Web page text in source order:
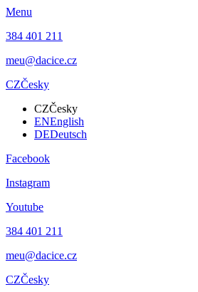
Menu
384 401 211
meu@dacice.cz
CZČesky
CZČesky
ENEnglish
DEDeutsch
Facebook
Instagram
Youtube
384 401 211
meu@dacice.cz
CZČesky